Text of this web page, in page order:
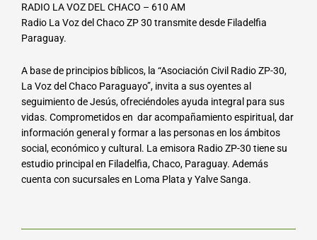
RADIO LA VOZ DEL CHACO – 610 AM
Radio La Voz del Chaco ZP 30 transmite desde Filadelfia
Paraguay.
A base de principios bíblicos, la “Asociación Civil Radio ZP-30,
La Voz del Chaco Paraguayo”, invita a sus oyentes al
seguimiento de Jesús, ofreciéndoles ayuda integral para sus
vidas. Comprometidos en dar acompañamiento espiritual, dar
información general y formar a las personas en los ámbitos
social, económico y cultural. La emisora Radio ZP-30 tiene su
estudio principal en Filadelfia, Chaco, Paraguay. Además
cuenta con sucursales en Loma Plata y Yalve Sanga.